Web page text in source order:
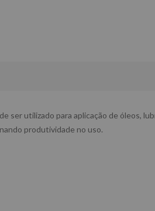
ser utilizado para aplicação de óleos,
produtividade no uso.